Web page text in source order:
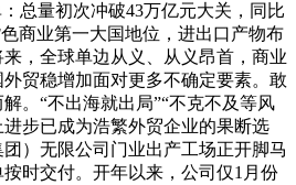
总量初次冲破43万亿元大关，同比
商业第一大国地位，进出口产物布
，全球单边从义、从义昂首，商业
贸稳增加面对更多不确定要素。敢
。“不出海就出局”“不克不及等风
步已成为浩繁外贸企业的果断选
）无限公司门业出产工场正开脚马
时交付。开年以来，公司仅1月份